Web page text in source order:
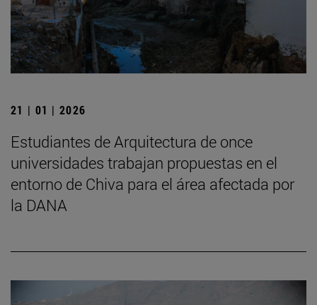
21 | 01 | 2026
Estudiantes de Arquitectura de once
universidades trabajan propuestas en el
entorno de Chiva para el área afectada por
la DANA